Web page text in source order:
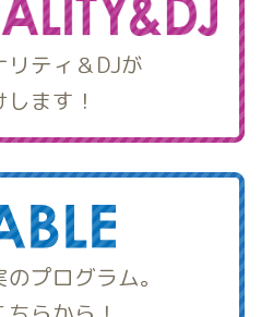
ティ＆DJが
ます！
プログラム。